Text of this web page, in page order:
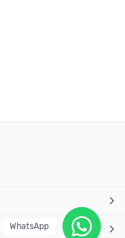
WhatsApp